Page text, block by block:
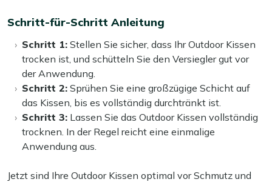
Schritt-für-Schritt Anleitung
Schritt 1: Stellen Sie sicher, dass Ihr Outdoor Kissen
trocken ist, und schütteln Sie den Versiegler gut vor
der Anwendung.
Schritt 2: Sprühen Sie eine großzügige Schicht auf
das Kissen, bis es vollständig durchtränkt ist.
Schritt 3: Lassen Sie das Outdoor Kissen vollständig
trocknen. In der Regel reicht eine einmalige
Anwendung aus.
Jetzt sind Ihre Outdoor Kissen optimal vor Schmutz und